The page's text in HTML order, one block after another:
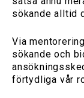
sökande alltid
Via
sökande och
förtydliga vår